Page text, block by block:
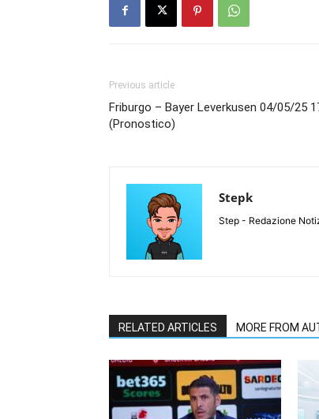
Previous article
Friburgo – Bayer Leverkusen 04/05/25
(Pronostico)
Stepk
Step - Redazione
RELATED ARTICLES MORE FROM